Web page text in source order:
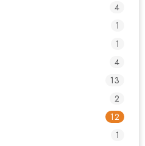
4
1
1
4
13
2
12
1